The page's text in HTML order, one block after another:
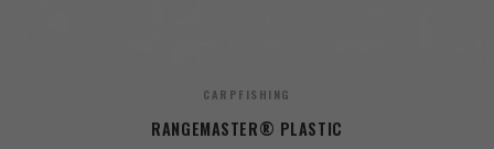
CARPFISHING
RANGEMASTER® PLASTIC